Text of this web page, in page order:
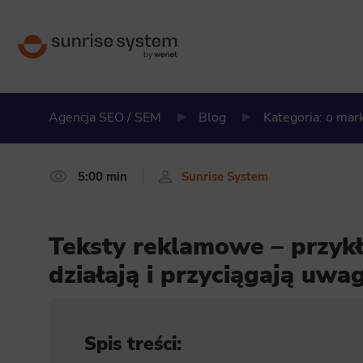
Agencja SEO / SEM Blog Kategoria: o
5:00 min Sunrise System
Teksty reklamowe –
działają i przyciągają
Spis treści: